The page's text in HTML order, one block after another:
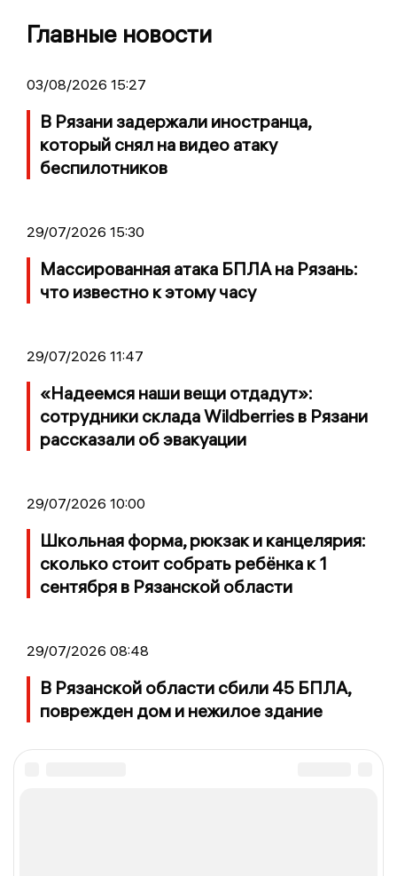
Главные новости
03/08/2026 15:27
В Рязани задержали иностранца,
который снял на видео атаку
беспилотников
29/07/2026 15:30
Массированная атака БПЛА на Рязань:
что известно к этому часу
29/07/2026 11:47
«Надеемся наши вещи отдадут»:
сотрудники склада Wildberries в Рязани
рассказали об эвакуации
29/07/2026 10:00
Школьная форма, рюкзак и канцелярия:
сколько стоит собрать ребёнка к 1
сентября в Рязанской области
29/07/2026 08:48
В Рязанской области сбили 45 БПЛА,
поврежден дом и нежилое здание